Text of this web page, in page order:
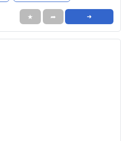
★ ➦ ➜